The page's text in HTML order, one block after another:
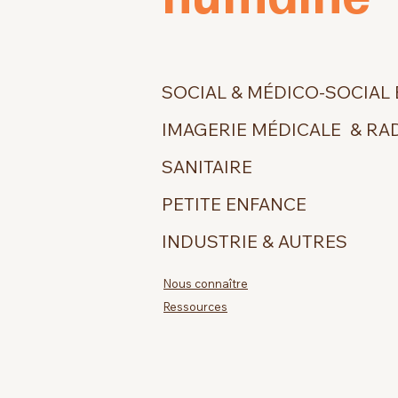
SOCIAL & MÉDICO-SOCIAL
IMAGERIE MÉDICALE &
SANITAIRE
PETITE ENFANCE
INDUSTRIE & AUTRES
Ressources
Nous connaître